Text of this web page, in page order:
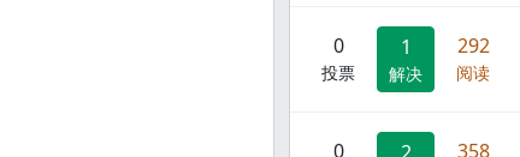
0
投票
1
解决
292
阅读
0 358